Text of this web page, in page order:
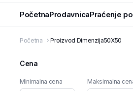
PočetnaProdavnicaPraćenje
Početna Proizvod Dimenzija50X50
Cena
Minimalna cena Maksimalna